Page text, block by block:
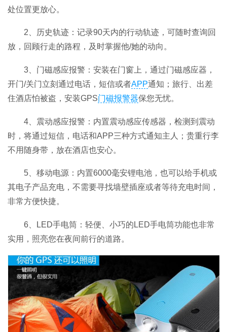
处位置更放心。
2、历史轨迹：记录90天内的行动轨迹，可随时查询回
放，回顾行走的路程，及时掌握他/她的动向。
3、门磁感应报警：安装在门窗上，通过门磁感应器，
开门/关门立刻通过电话，短信或者APP通知；旅行、出差
住酒店怕被盗，安装GPS门磁报警器保您无忧。
4、震动感应报警：内置震动感应传感器，检测到震动
时，将通过短信，电话和APP三种方式通知主人；贵重行李
不用随身带，放在酒店也安心。
5、移动电源：内置6000毫安锂电池，也可以给手机或
其电子产品充电，不需要寻找墙壁插座或者等待充电时间，
非常方便快捷。
6、LED手电筒：轻便、小巧的LED手电筒功能也非常
实用，照亮您在夜间前行的道路。